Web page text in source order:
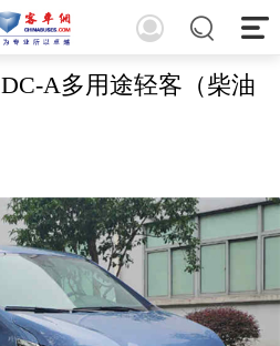
A多用途轻客（柴油